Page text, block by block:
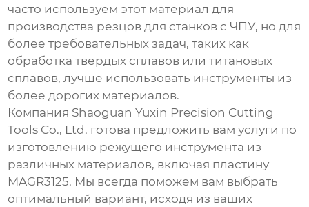
часто используем этот материал для
производства резцов для станков с ЧПУ, но для
более требовательных задач, таких как
обработка твердых сплавов или титановых
сплавов, лучше использовать инструменты из
более дорогих материалов.
Компания Shaoguan Yuxin Precision Cutting
Tools Co., Ltd. готова предложить вам услуги по
изготовлению режущего инструмента из
различных материалов, включая пластину
MAGR3125. Мы всегда поможем вам выбрать
оптимальный вариант, исходя из ваших